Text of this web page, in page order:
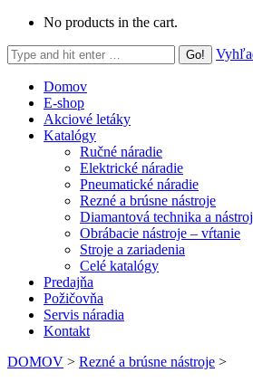
No products in the cart.
Search:
Domov
E-shop
Akciové letáky
Katalógy
Ručné náradie
Elektrické náradie
Pneumatické náradie
Rezné a brúsne nástroje
Diamantová technika a
Obrábacie nástroje – vŕtanie
Stroje a zariadenia
Celé katalógy
Predajňa
Požičovňa
Servis náradia
Kontakt
DOMOV > Rezné a brúsne nástroje >